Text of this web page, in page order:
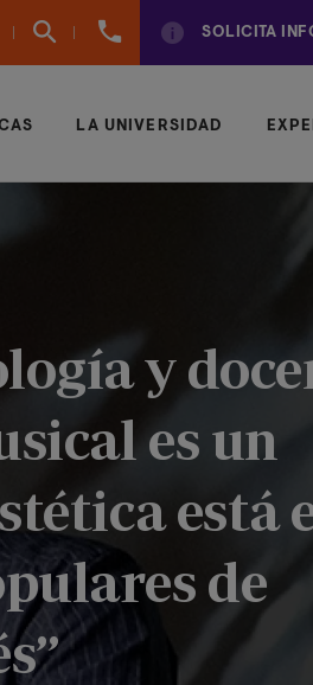
(+57)
SOLICITA
LA UNIVERSIDAD
y
es un
está
de